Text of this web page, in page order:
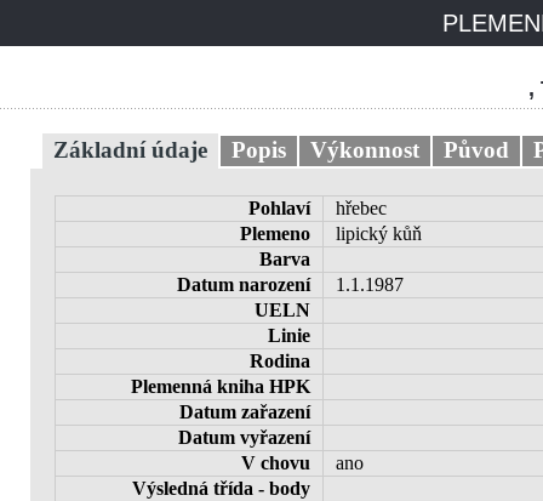
,
Základní údaje Popis Výkonnost Původ
Pohlaví
hřebec
Plemeno
lipický kůň
Barva
Datum narození
1.1.1987
UELN
Linie
Rodina
Plemenná kniha HPK
Datum zařazení
Datum vyřazení
V chovu
ano
Výsledná třída - body